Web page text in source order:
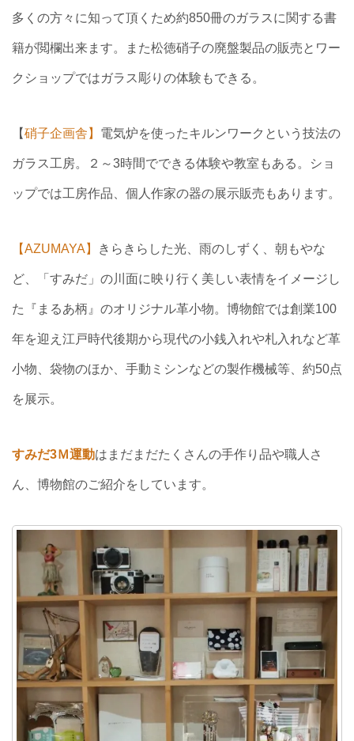
多くの方々に知って頂くため約850冊のガラスに関する書
籍が閲欄出来ます。また松徳硝子の廃盤製品の販売とワー
クショップではガラス彫りの体験もできる。
【硝子企画舎】 電気炉を使ったキルンワークという技法の
ガラス工房。２～3時間でできる体験や教室もある。ショ
ップでは工房作品、個人作家の器の展示販売もあります。
【AZUMAYA】 きらきらした光、雨のしずく、朝もやな
ど、「すみだ」の川面に映り行く美しい表情をイメージし
た『まるあ柄』のオリジナル革小物。博物館では創業100
年を迎え江戸時代後期から現代の小銭入れや札入れなど革
小物、袋物のほか、手動ミシンなどの製作機械等、約50点
を展示。
すみだ3Ｍ運動はまだまだたくさんの手作り品や職人さ
ん、博物館のご紹介をしています。